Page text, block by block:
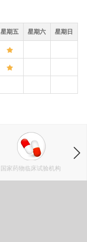
星期五 星期六 星期日
国家药物临床试验机构